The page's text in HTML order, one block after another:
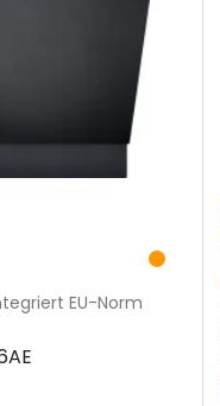
EU-Norm